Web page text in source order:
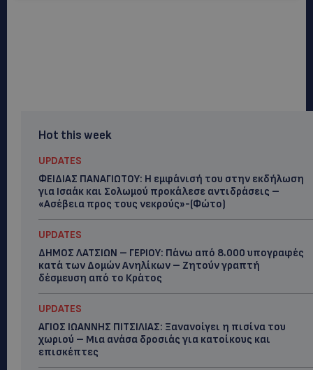
Hot this week
UPDATES
ΦΕΙΔΙΑΣ ΠΑΝΑΓΙΩΤΟΥ: Η εμφάνισή του στην εκδήλωση
για Ισαάκ και Σολωμού προκάλεσε αντιδράσεις –
«Ασέβεια προς τους νεκρούς»-(Φώτο)
UPDATES
ΔΗΜΟΣ ΛΑΤΣΙΩΝ – ΓΕΡΙΟΥ: Πάνω από 8.000 υπογραφές
κατά των Δομών Ανηλίκων – Ζητούν γραπτή
δέσμευση από το Κράτος
UPDATES
ΑΓΙΟΣ ΙΩΑΝΝΗΣ ΠΙΤΣΙΛΙΑΣ: Ξανανοίγει η πισίνα του
χωριού – Μια ανάσα δροσιάς για κατοίκους και
επισκέπτες